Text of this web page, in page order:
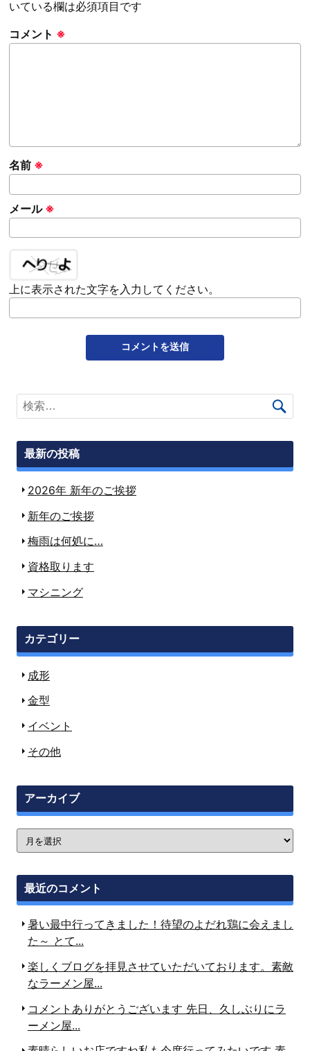
いている欄は必須項目です
コメント ※
名前 ※
メール ※
上に表示された文字を入力してください。
最新の投稿
2026年 新年のご挨拶
新年のご挨拶
梅雨は何処に…
資格取ります
マシニング
カテゴリー
成形
金型
イベント
その他
アーカイブ
最近のコメント
暑い最中行ってきました！待望のよだれ鶏に会えまし
た～ とて...
楽しくブログを拝見させていただいております。素敵
なラーメン屋...
コメントありがとうございます 先日、久しぶりにラ
ーメン屋...